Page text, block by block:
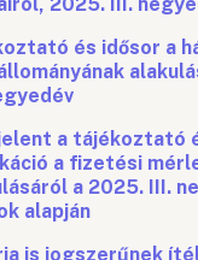
és idősor a
a tájékoztató
a fizetési
a 2025. III.
alapján
is jogszerűnek